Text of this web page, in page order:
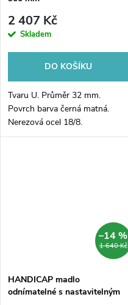
2 407 Kč
Skladem
DO KOŠÍKU
Tvaru U. Průměr 32 mm.
Povrch barva černá matná.
Nerezová ocel 18/8.
1 640 Kč
–14 %
HANDICAP madlo
odnímatelné s nastavitelným